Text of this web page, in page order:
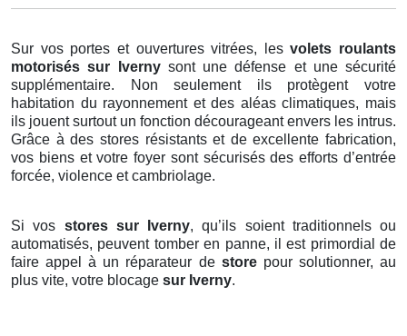
Sur vos portes et ouvertures vitrées, lesvolets roulants
motorisés sur Iverny sont une défense et une sécurité
supplémentaire. Non seulement ils protègent votre
habitation du rayonnement et des aléas climatiques, mais
ils jouent surtout un fonction décourageant envers les intrus.
Grâce à des stores résistants et de excellente fabrication,
vos biens et votre foyer sont sécurisés des efforts d’entrée
forcée, violence et cambriolage.
Si vos stores sur Iverny, qu’ils soient traditionnels ou
automatisés, peuvent tomber en panne, il est primordial de
faire appel à un réparateur de storepour solutionner, au
plus vite, votre blocage sur Iverny.